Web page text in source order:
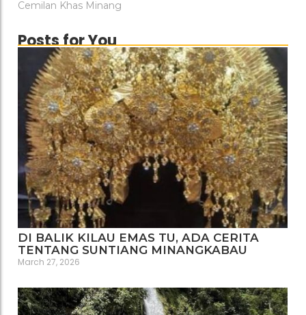
Cemilan Khas Minang
Posts for You
DI BALIK KILAU EMAS TU, ADA CERITA
TENTANG SUNTIANG MINANGKABAU
March 27, 2026